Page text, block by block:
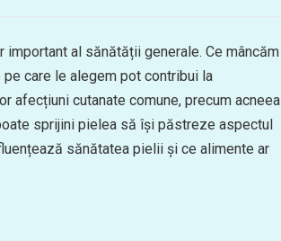
al sănătății generale. Ce mâncăm
care le alegem pot contribui la
afecțiuni cutanate comune, precum acneea
sprijini pielea să își păstreze aspectul
sănătatea pielii și ce alimente ar